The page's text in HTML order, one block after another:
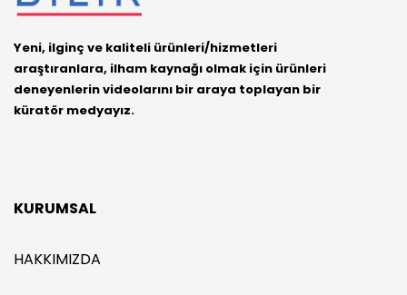
Yeni, ilginç ve kaliteli ürünleri/hizmetleri
araştıranlara, ilham kaynağı olmak için ürünleri
deneyenlerin videolarını bir araya toplayan bir
küratör medyayız.
KURUMSAL
HAKKIMIZDA